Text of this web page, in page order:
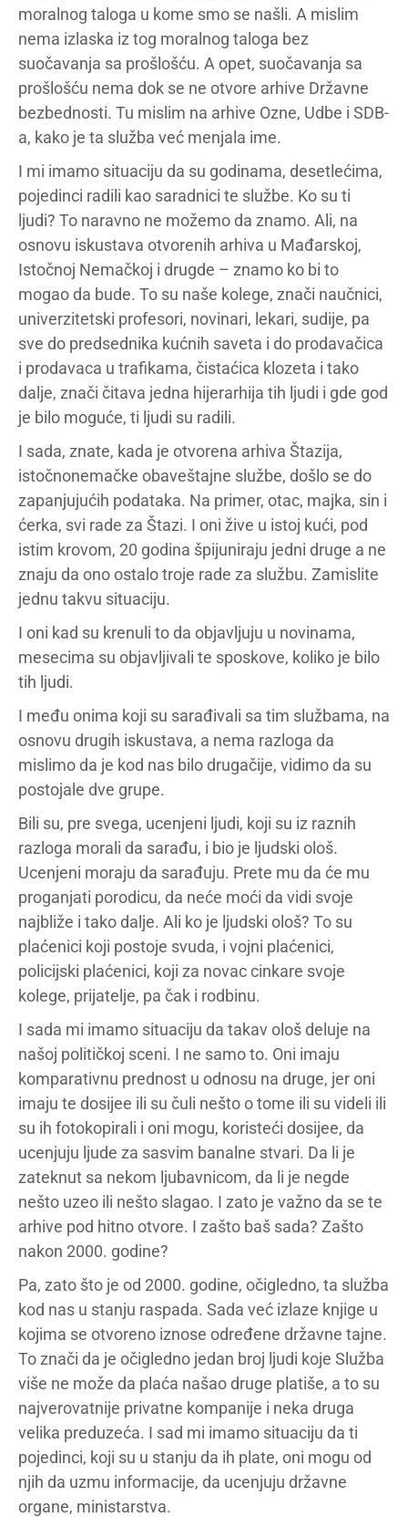
moralnog taloga u kome smo se našli. A mislim
nema izlaska iz tog moralnog taloga bez
suočavanja sa prošlošću. A opet, suočavanja sa
prošlošću nema dok se ne otvore arhive Državne
bezbednosti. Tu mislim na arhive Ozne, Udbe i SDB-
a, kako je ta služba već menjala ime.
I mi imamo situaciju da su godinama, desetlećima,
pojedinci radili kao saradnici te službe. Ko su ti
ljudi? To naravno ne možemo da znamo. Ali, na
osnovu iskustava otvorenih arhiva u Mađarskoj,
Istočnoj Nemačkoj i drugde – znamo ko bi to
mogao da bude. To su naše kolege, znači naučnici,
univerzitetski profesori, novinari, lekari, sudije, pa
sve do predsednika kućnih saveta i do prodavačica
i prodavaca u trafikama, čistaćica klozeta i tako
dalje, znači čitava jedna hijerarhija tih ljudi i gde god
je bilo moguće, ti ljudi su radili.
I sada, znate, kada je otvorena arhiva Štazija,
istočnonemačke obaveštajne službe, došlo se do
zapanjujućih podataka. Na primer, otac, majka, sin i
ćerka, svi rade za Štazi. I oni žive u istoj kući, pod
istim krovom, 20 godina špijuniraju jedni druge a ne
znaju da ono ostalo troje rade za službu. Zamislite
jednu takvu situaciju.
I oni kad su krenuli to da objavljuju u novinama,
mesecima su objavljivali te sposkove, koliko je bilo
tih ljudi.
I među onima koji su sarađivali sa tim službama, na
osnovu drugih iskustava, a nema razloga da
mislimo da je kod nas bilo drugačije, vidimo da su
postojale dve grupe.
Bili su, pre svega, ucenjeni ljudi, koji su iz raznih
razloga morali da sarađu, i bio je ljudski ološ.
Ucenjeni moraju da sarađuju. Prete mu da će mu
proganjati porodicu, da neće moći da vidi svoje
najbliže i tako dalje. Ali ko je ljudski ološ? To su
plaćenici koji postoje svuda, i vojni plaćenici,
policijski plaćenici, koji za novac cinkare svoje
kolege, prijatelje, pa čak i rodbinu.
I sada mi imamo situaciju da takav ološ deluje na
našoj političkoj sceni. I ne samo to. Oni imaju
komparativnu prednost u odnosu na druge, jer oni
imaju te dosijee ili su čuli nešto o tome ili su videli ili
su ih fotokopirali i oni mogu, koristeći dosijee, da
ucenjuju ljude za sasvim banalne stvari. Da li je
zateknut sa nekom ljubavnicom, da li je negde
nešto uzeo ili nešto slagao. I zato je važno da se te
arhive pod hitno otvore. I zašto baš sada? Zašto
nakon 2000. godine?
Pa, zato što je od 2000. godine, očigledno, ta služba
kod nas u stanju raspada. Sada već izlaze knjige u
kojima se otvoreno iznose određene državne tajne.
To znači da je očigledno jedan broj ljudi koje Služba
više ne može da plaća našao druge platiše, a to su
najverovatnije privatne kompanije i neka druga
velika preduzeća. I sad mi imamo situaciju da ti
pojedinci, koji su u stanju da ih plate, oni mogu od
njih da uzmu informacije, da ucenjuju državne
organe, ministarstva.